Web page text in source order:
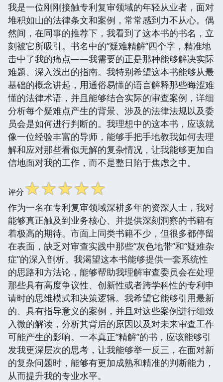
我是一位刚刚接触专利复审领域的年轻从业者，面对
堆积如山的法律条文和案例，常常感到力不从心。偶
然间，在同事的推荐下，我看到了这本书的书名，立
刻被它所吸引。书名中的“疑难精解”四个字，精准地
击中了我的痛点——我需要的正是那种能够解决实际
难题、深入浅出的指南。我特别希望这本书能够从最
基础的概念讲起，用通俗易懂的语言解释那些晦涩难
懂的法律术语，并且能够结合实际的审查案例，详细
分析每个疑难点产生的背景、涉及的法律法规以及委
员会是如何进行判断的。我理想中的这本书，应该就
像一位经验丰富的导师，能够手把手地教我如何去理
解和应对那些看似无解的复杂情况，让我能够更加自
信地面对我的工作，而不是整日陷于焦虑之中。
评分☆☆☆☆☆
作为一名在专利复审领域深耕多年的资深人士，我对
能够真正触及到业务核心、并提供深刻洞察的书籍有
着极高的期待。市面上同类书籍不少，但很多都停留
在表面，缺乏对审查实践中那些“灰色地带”和“疑难杂
症”的深入剖析。我渴望这本书能够提供一套系统性
的思路和方法论，能够帮助我理解审查委员会在处理
那些具有高度争议性、创新性或者跨学科性的专利申
请时的思维模式和决策逻辑。我希望它能够引用最新
的、具有指导意义的案例，并且对这些案例进行细致
入微的解读，分析其背后的原因以及对未来审查工作
可能产生的影响。一本真正“精解”的书，应该能够引
发我更深层次的思考，让我能够举一反三，在面对新
的复杂问题时，能够有更加成熟和精准的判断能力，
从而提升我的专业水平。